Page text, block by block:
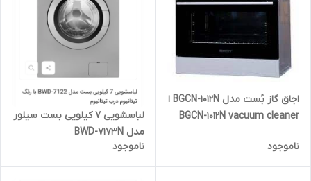
اجاق گاز بُست مدل BGCN-1012N ا
BGCN-1012N vacuum cleaner
ناموجود
لباسشویی 7 کیلویی بست سیلور
مدل BWD-7173N
ناموجود